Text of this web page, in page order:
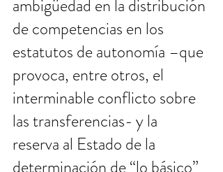
ambigüedad en la distribución
de competencias en los
estatutos de autonomía –que
provoca, entre otros, el
interminable conflicto sobre
las transferencias- y la
reserva al Estado de la